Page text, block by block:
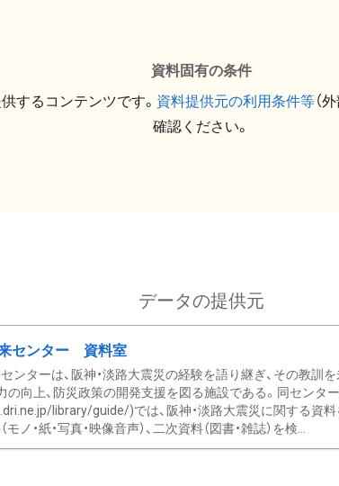
資料固有の条件
するコンテンツです。 資料提供元の利用条件等（
確認ください。
データの提供元
センター 資料室
ンターは、阪神・淡路大震災の経験を語り継ぎ、その教訓
の向上、防災政策の開発支援を図る施設である。同センタ
library/guide/)では、阪神・淡路大震災に関する資料
ノ・紙・写真・映像音声）、二次資料（図書・雑誌）を検...